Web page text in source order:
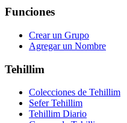
Funciones
Crear un Grupo
Agregar un Nombre
Tehillim
Colecciones de Tehillim
Sefer Tehillim
Tehillim Diario